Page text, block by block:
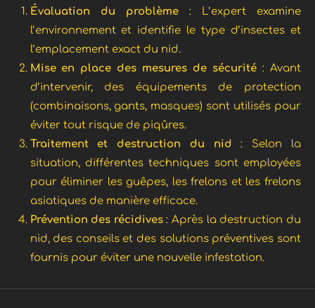
Évaluation du problème
: L’expert examine
l’environnement et identifie le type d’insectes et
l’emplacement exact du nid.
Mise en place des mesures de sécurité : Avant
d’intervenir, des équipements de protection
(combinaisons, gants, masques) sont utilisés pour
éviter tout risque de piqûres.
Traitement et destruction du nid
: Selon la
situation, différentes techniques sont employées
pour éliminer les guêpes, les frelons et les frelons
asiatiques de manière efficace.
Prévention des récidives : Après la destruction du
nid, des conseils et des solutions préventives sont
fournis pour éviter une nouvelle infestation.